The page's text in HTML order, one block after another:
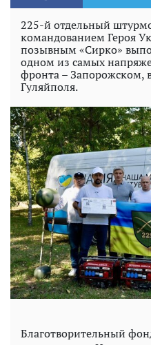
225-й отдельный
командованием Героя
позывным «Сирко»
одном из самых
фронта – Запорожском,
Гуляйполя.
Благотворительный